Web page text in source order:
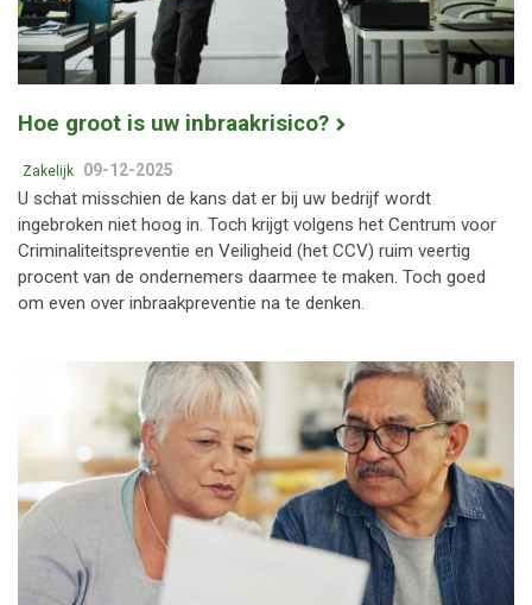
Hoe groot is uw inbraakrisico?
Zakelijk 09-12-2025
U schat misschien de kans dat er bij uw bedrijf wordt
ingebroken niet hoog in. Toch krijgt volgens het Centrum voor
Criminaliteitspreventie en Veiligheid (het CCV) ruim veertig
procent van de ondernemers daarmee te maken. Toch goed
om even over inbraakpreventie na te denken.